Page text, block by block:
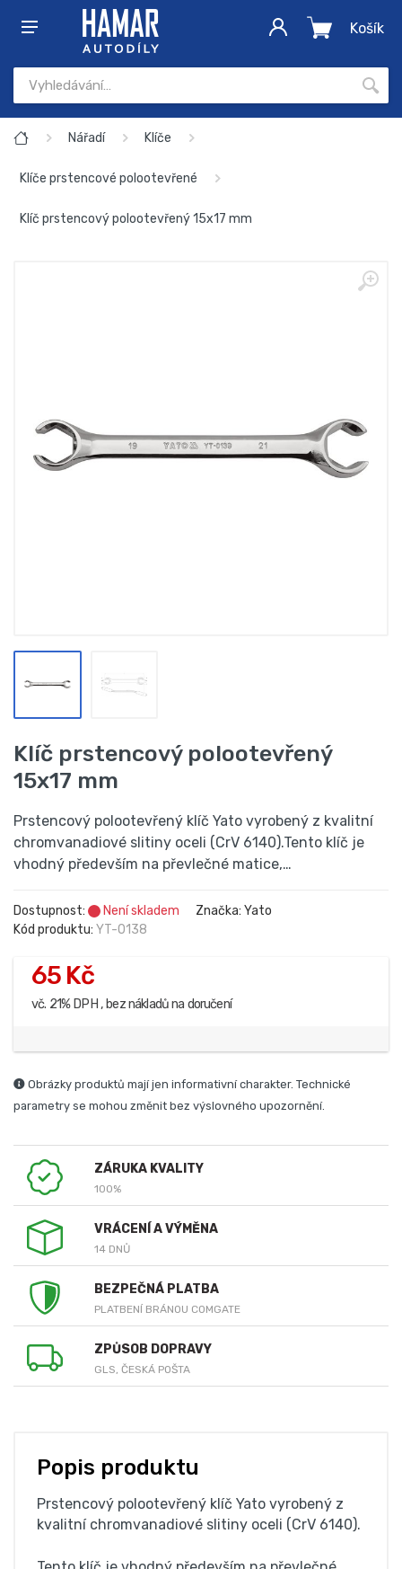
Košík
Nářadí Klíče
Klíče prstencové polootevřené
Klíč prstencový polootevřený 15x17 mm
Klíč prstencový polootevřený
15x17 mm
Prstencový polootevřený klíč Yato vyrobený z kvalitní
chromvanadiové slitiny oceli (CrV 6140).Tento klíč je
vhodný především na převlečné matice,…
Dostupnost: Není skladem
Značka: Yato
Kód produktu: YT-0138
65 Kč
vč. 21% DPH , bez nákladů na doručení
Obrázky produktů mají jen informativní charakter. Technické
parametry se mohou změnit bez výslovného upozornění.
ZÁRUKA KVALITY
100%
VRÁCENÍ A VÝMĚNA
14 DNŮ
BEZPEČNÁ PLATBA
PLATBENÍ BRÁNOU COMGATE
ZPŮSOB DOPRAVY
GLS, ČESKÁ POŠTA
Popis produktu
Prstencový polootevřený klíč Yato vyrobený z
kvalitní chromvanadiové slitiny oceli (CrV 6140).